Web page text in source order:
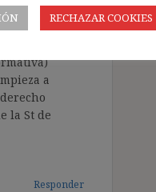
al abuso de
por la
esta
a
la St de
Responder
RECHAZAR COOKIES